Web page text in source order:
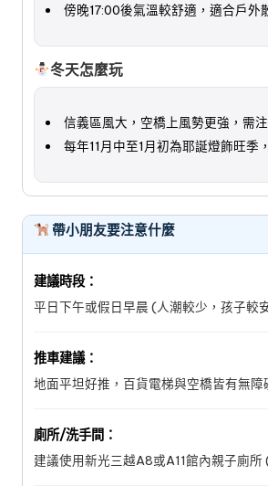
傍晚17:00後氣溫較舒適，適合戶外
冬天怎麼玩
信義區風大，空橋上風勢更強，需注
每年11月中至1月初為耶誕燈飾旺季
帶小朋友要注意什麼
建議時段：
平日下午或假日早晨 (人潮較少，孩子較
推車建議：
地面平坦好推，百貨電梯與空橋皆有無障
廁所/洗手間：
建議使用新光三越A8或A11館內親子廁所